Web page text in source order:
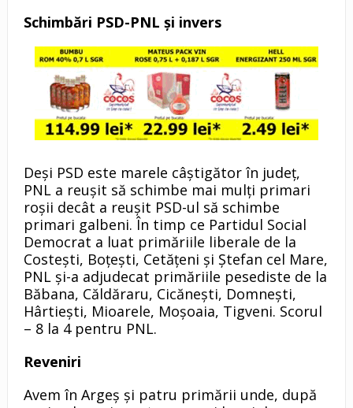
Schimbări PSD-PNL și invers
Deși PSD este marele câștigător în județ,
PNL a reușit să schimbe mai mulți primari
roșii decât a reușit PSD-ul să schimbe
primari galbeni. În timp ce Partidul Social
Democrat a luat primăriile liberale de la
Costești, Boțești, Cetățeni și Ștefan cel Mare,
PNL și-a adjudecat primăriile pesediste de la
Băbana, Căldăraru, Cicănești, Domnești,
Hârtiești, Mioarele, Moșoaia, Tigveni. Scorul
– 8 la 4 pentru PNL.
Reveniri
Avem în Argeș și patru primării unde, după